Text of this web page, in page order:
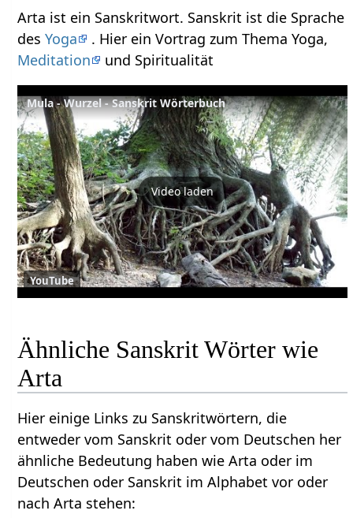
Arta ist ein Sanskritwort. Sanskrit ist die Sprache
desYoga
. Hier ein Vortrag zum Thema Yoga,
Meditation
und Spiritualität
Mula - Wurzel - Sanskrit Wörterbuch
Video laden
YouTube
Ähnliche Sanskrit Wörter wie
Arta
Hier einige Links zu Sanskritwörtern, die
entweder vom Sanskrit oder vom Deutschen her
ähnliche Bedeutung haben wie Arta oder im
Deutschen oder Sanskrit im Alphabet vor oder
nach Arta stehen: